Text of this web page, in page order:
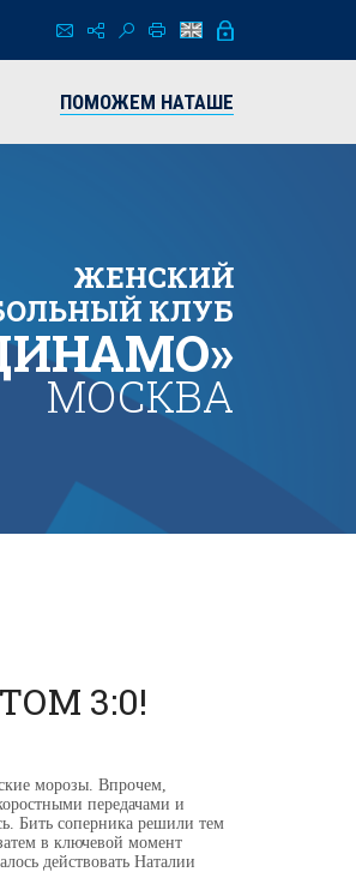
ПОМОЖЕМ НАТАШЕ
ЖЕНСКИЙ
КЛУБ
МОСКВА
3:0!
морозы. Впрочем,
передачами и
Бить соперника решили тем
в ключевой момент
действовать Наталии